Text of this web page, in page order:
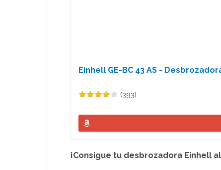
Einhell GE-BC 43 AS -
(393)
¡Consigue tu desbrozadora Einhell